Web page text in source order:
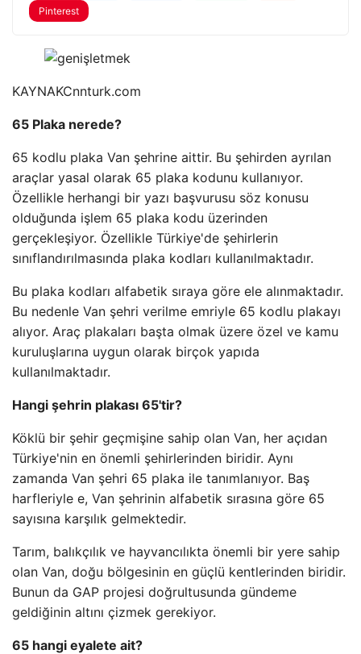
Pinterest
KAYNAKCnnturk.com
65 Plaka nerede?
65 kodlu plaka Van şehrine aittir. Bu şehirden ayrılan
araçlar yasal olarak 65 plaka kodunu kullanıyor.
Özellikle herhangi bir yazı başvurusu söz konusu
olduğunda işlem 65 plaka kodu üzerinden
gerçekleşiyor. Özellikle Türkiye'de şehirlerin
sınıflandırılmasında plaka kodları kullanılmaktadır.
Bu plaka kodları alfabetik sıraya göre ele alınmaktadır.
Bu nedenle Van şehri verilme emriyle 65 kodlu plakayı
alıyor. Araç plakaları başta olmak üzere özel ve kamu
kuruluşlarına uygun olarak birçok yapıda
kullanılmaktadır.
Hangi şehrin plakası 65'tir?
Köklü bir şehir geçmişine sahip olan Van, her açıdan
Türkiye'nin en önemli şehirlerinden biridir. Aynı
zamanda Van şehri 65 plaka ile tanımlanıyor. Baş
harfleriyle e, Van şehrinin alfabetik sırasına göre 65
sayısına karşılık gelmektedir.
Tarım, balıkçılık ve hayvancılıkta önemli bir yere sahip
olan Van, doğu bölgesinin en güçlü kentlerinden biridir.
Bunun da GAP projesi doğrultusunda gündeme
geldiğinin altını çizmek gerekiyor.
65 hangi eyalete ait?